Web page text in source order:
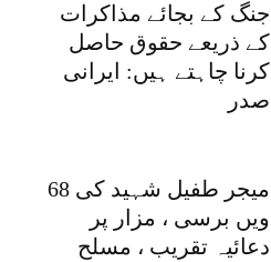
جنگ کے بجائے مذاکرات
کے ذریعے حقوق حاصل
کرنا چاہتے ہیں: ایرانی
صدر
میجر طفیل شہید کی 68
ویں برسی ، مزار پر
دعائیہ تقریب ، مسلح